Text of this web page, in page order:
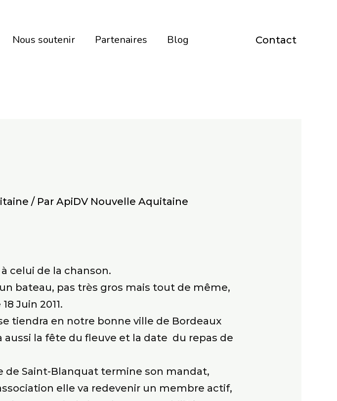
Nous soutenir Partenaires Blog Contact
/ ParApiDV Nouvelle Aquitaine
celui de la chanson.
bateau, pas très gros mais tout de même,
Juin 2011.
tiendra en notre bonne ville de Bordeaux
la fête du fleuve et la date du repas de
de Saint-Blanquat termine son mandat,
elle va redevenir un membre actif,